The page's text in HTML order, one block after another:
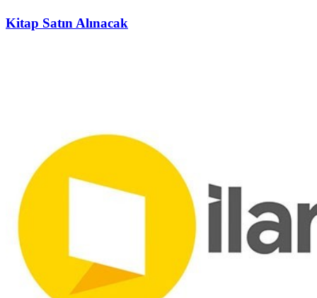
Kitap Satın Alınacak